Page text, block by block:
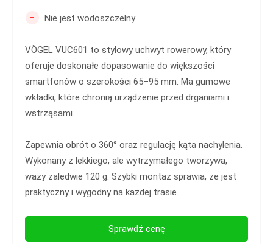
- Nie jest wodoszczelny
VÖGEL VUC601 to stylowy uchwyt rowerowy, który
oferuje doskonałe dopasowanie do większości
smartfonów o szerokości 65–95 mm. Ma gumowe
wkładki, które chronią urządzenie przed drganiami i
wstrząsami.
Zapewnia obrót o 360° oraz regulację kąta nachylenia.
Wykonany z lekkiego, ale wytrzymałego tworzywa,
waży zaledwie 120 g. Szybki montaż sprawia, że jest
praktyczny i wygodny na każdej trasie.
Sprawdź cenę